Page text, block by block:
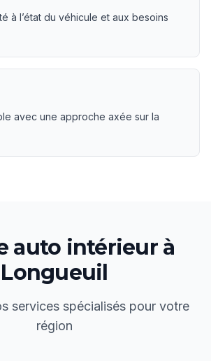
à l’état du véhicule et aux besoins
avec une approche axée sur la
auto intérieurà
Longueuil
services spécialisés pour votre
région